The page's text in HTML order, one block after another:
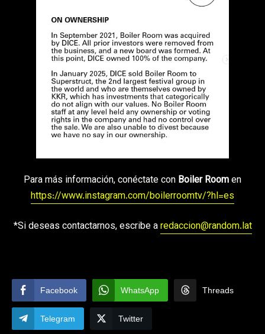
Para más información, conéctate con Boiler Roomen
https://www.instagram.com/boilerroomtv/?hl=es
*Si deseas contactarnos, escribe aredaccion@random.lat
Facebook WhatsApp Threads
Telegram Twitter